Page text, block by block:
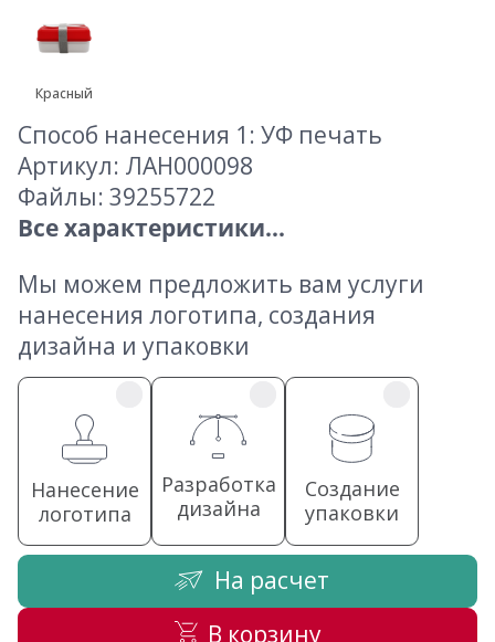
Красный
Способ нанесения 1: УФ печать
Артикул: ЛАН000098
Файлы: 39255722
Все характеристики...
Мы можем предложить вам услуги
нанесения логотипа, создания
дизайна и упаковки
Нанесение
логотипа
Разработка
дизайна
Создание
упаковки
На расчет
В корзину